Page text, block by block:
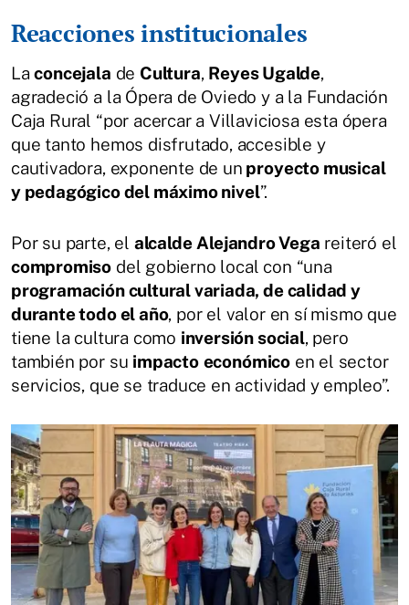
Reacciones institucionales
Laconcejala de Cultura, Reyes Ugalde,
agradeció a la Ópera de Oviedo y a la Fundación
Caja Rural “por acercar a Villaviciosa esta ópera
que tanto hemos disfrutado, accesible y
cautivadora, exponente de un proyecto musical
y pedagógico del máximo nivel”.
Por su parte, el alcalde Alejandro Vega reiteró el
compromiso del gobierno local con “una
programación cultural variada, de calidad y
durante todo el año, por el valor en sí mismo que
tiene la cultura como inversión social, pero
también por su impacto económicoen el sector
servicios, que se traduce en actividad y empleo”.